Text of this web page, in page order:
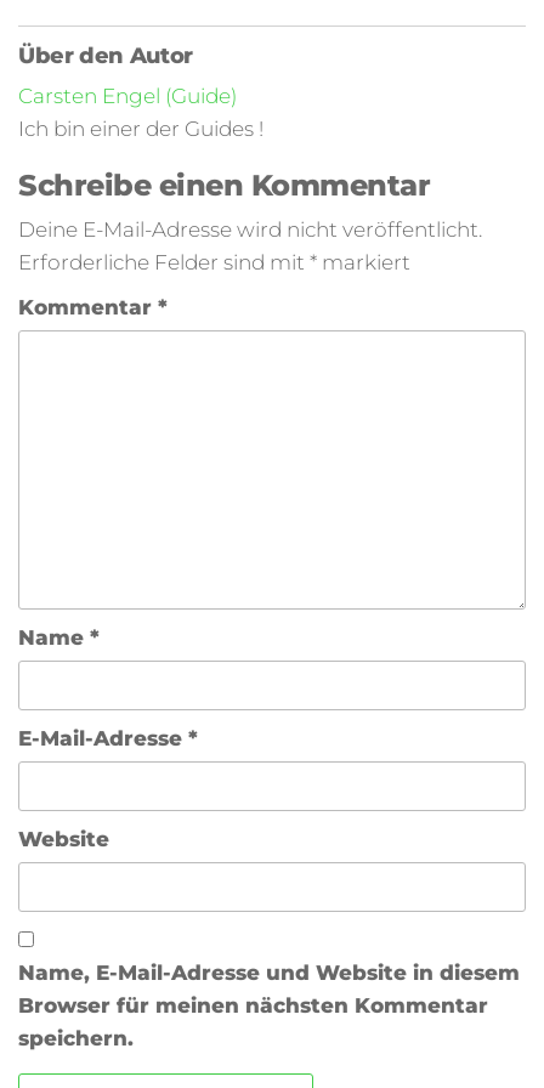
Über den Autor
Carsten Engel (Guide)
Ich bin einer der Guides !
Schreibe einen Kommentar
Deine E-Mail-Adresse wird nicht veröffentlicht.
Erforderliche Felder sind mit * markiert
Kommentar *
Name *
E-Mail-Adresse *
Website
Name, E-Mail-Adresse und Website in diesem
Browser für meinen nächsten Kommentar
speichern.